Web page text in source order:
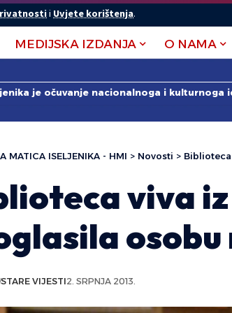
i Uvjete korištenja.
MEDIJSKA IZDANJA O NAMA
je očuvanje nacionalnoga i
MATICA ISELJENIKA - HMI > Novosti >
viva
osobu
STARE VIJESTI2. SRPNJA 2013.